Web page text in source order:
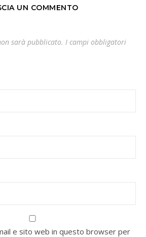
UN COMMENTO
sarà pubblicato. I campi obbligatori
e sito web in questo browser per